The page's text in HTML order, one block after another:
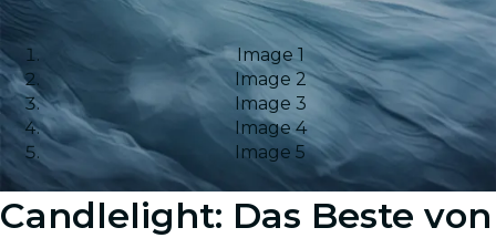
Image 1
Image 2
Image 3
Image 4
Image 5
Candlelight: Das Beste von